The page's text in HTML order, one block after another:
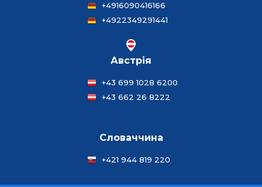
+4916090416166
+4922349291441
Австрія
+43 699 1028 6200
+43 662 26 8222
Словаччина
+421 944 819 220